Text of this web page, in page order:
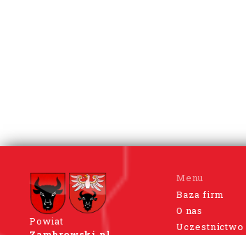
Powiat
Menu
Baza firm
O nas
Uczestnictwo